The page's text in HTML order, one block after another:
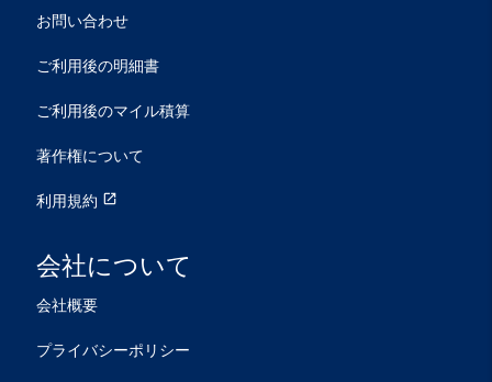
お問い合わせ
ご利用後の明細書
ご利用後のマイル積算
著作権について
利用規約 open_in_new
会社について
会社概要
プライバシーポリシー